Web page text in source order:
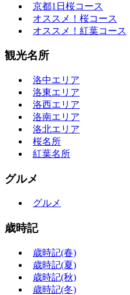
京都1日桜コース
オススメ！桜コース
オススメ！紅葉コース
観光名所
洛中エリア
洛東エリア
洛西エリア
洛南エリア
洛北エリア
桜名所
紅葉名所
グルメ
グルメ
歳時記
歳時記(春)
歳時記(夏)
歳時記(秋)
歳時記(冬)